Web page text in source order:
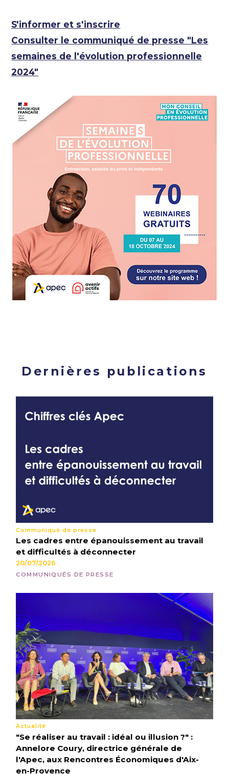
S'informer et s'inscrire
Consulter le communiqué de presse "Les
semaines de l'évolution professionnelle
2024"
Dernières publications
Communiqué de presse
Les cadres entre épanouissement au travail
et difficultés à déconnecter
20/07/2026
COMMUNIQUÉS DE PRESSE
Actualité
"Se réaliser au travail : idéal ou illusion ?" :
Annelore Coury, directrice générale de
l'Apec, aux Rencontres Économiques d'Aix-
en-Provence